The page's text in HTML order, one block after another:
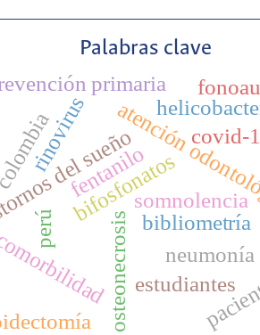
Palabras clave
bifosfonatos
osteonecrosis
atención
primaria
somnolencia
estudiantes
del sueño covid-
rinovirus
colombia
bibliometría
perú
fentanilo